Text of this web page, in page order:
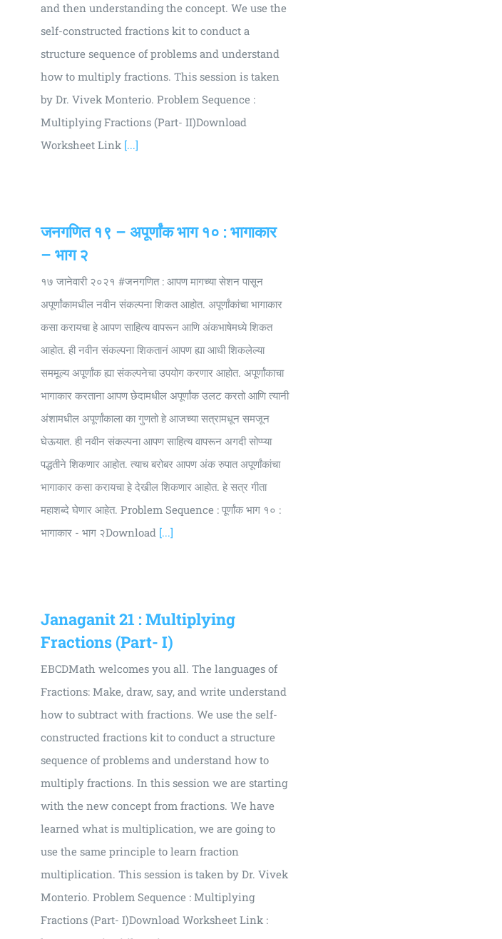
and then understanding the concept. We use the
self-constructed fractions kit to conduct a
structure sequence of problems and understand
how to multiply fractions. This session is taken
by Dr. Vivek Monterio. Problem Sequence :
Multiplying Fractions (Part- II)Download
Worksheet Link [...]
जनगणित १९ – अपूर्णांक भाग १० : भागाकार
– भाग २
१७ जानेवारी २०२१ #जनगणित : आपण मागच्या सेशन पासून
अपूर्णांकामधील नवीन संकल्पना शिकत आहोत. अपूर्णांकांचा भागाकार
कसा करायचा हे आपण साहित्य वापरून आणि अंकभाषेमध्ये शिकत
आहोत. ही नवीन संकल्पना शिकतानं आपण ह्या आधी शिकलेल्या
सममूल्य अपूर्णांक ह्या संकल्पनेचा उपयोग करणार आहोत. अपूर्णांकाचा
भागाकार करताना आपण छेदामधील अपूर्णांक उलट करतो आणि त्यानी
अंशामधील अपूर्णांकाला का गुणतो हे आजच्या सत्रामधून समजून
घेऊयात. ही नवीन संकल्पना आपण साहित्य वापरून अगदी सोप्प्या
पद्धतीने शिकणार आहोत. त्याच बरोबर आपण अंक रुपात अपूर्णांकांचा
भागाकार कसा करायचा हे देखील शिकणार आहोत. हे सत्र गीता
महाशब्दे घेणार आहेत. Problem Sequence : पूर्णांक भाग १० :
भागाकार - भाग २Download [...]
Janaganit 21 : Multiplying
Fractions (Part- I)
EBCDMath welcomes you all. The languages of
Fractions: Make, draw, say, and write understand
how to subtract with fractions. We use the self-
constructed fractions kit to conduct a structure
sequence of problems and understand how to
multiply fractions. In this session we are starting
with the new concept from fractions. We have
learned what is multiplication, we are going to
use the same principle to learn fraction
multiplication. This session is taken by Dr. Vivek
Monterio. Problem Sequence : Multiplying
Fractions (Part- I)Download Worksheet Link :